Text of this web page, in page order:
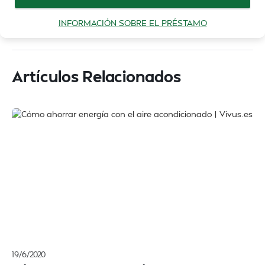
INFORMACIÓN SOBRE EL PRÉSTAMO
Artículos Relacionados
19/6/2020